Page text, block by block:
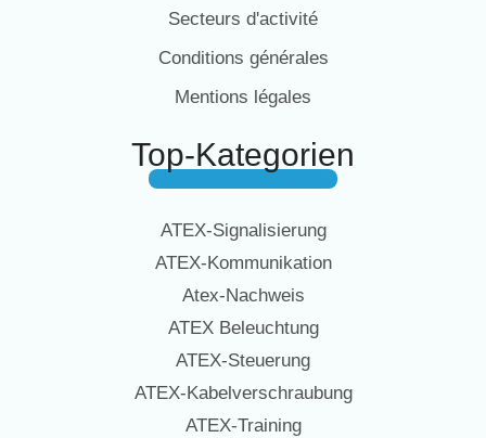
Secteurs d'activité
Conditions générales
Mentions légales
Top-Kategorien
ATEX-Signalisierung
ATEX-Kommunikation
Atex-Nachweis
ATEX Beleuchtung
ATEX-Steuerung
ATEX-Kabelverschraubung
ATEX-Training